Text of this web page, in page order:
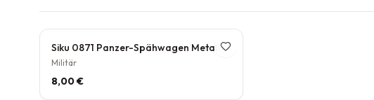
Siku 0871 Panzer-Spähwagen Metall Kunststoff Super Serie 1:55
Militär
8,00 €